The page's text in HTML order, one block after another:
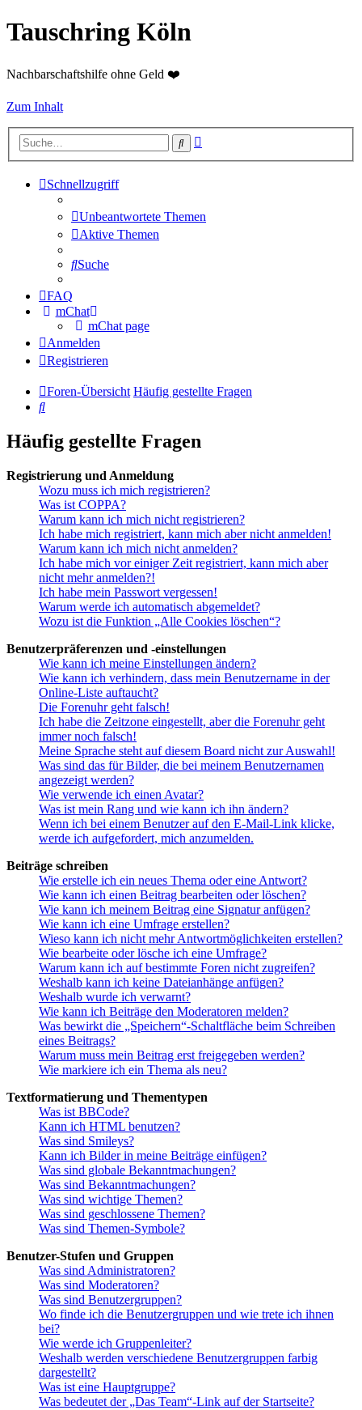
Tauschring Köln
Nachbarschaftshilfe ohne Geld ❤️
Zum Inhalt
Suche
Schnellzugriff
Unbeantwortete Themen
Aktive Themen
Suche
FAQ
mChat
mChat page
Anmelden
Registrieren
Foren-Übersicht Häufig gestellte Fragen
Suche
Häufig gestellte Fragen
Registrierung und Anmeldung
Wozu muss ich mich registrieren?
Was ist COPPA?
Warum kann ich mich nicht registrieren?
Ich habe mich registriert, kann mich aber nicht anmelden!
Warum kann ich mich nicht anmelden?
Ich habe mich vor einiger Zeit registriert, kann mich aber
nicht mehr anmelden?!
Ich habe mein Passwort vergessen!
Warum werde ich automatisch abgemeldet?
Wozu ist die Funktion „Alle Cookies löschen“?
Benutzerpräferenzen und -einstellungen
Wie kann ich meine Einstellungen ändern?
Wie kann ich verhindern, dass mein Benutzername in der
Online-Liste auftaucht?
Die Forenuhr geht falsch!
Ich habe die Zeitzone eingestellt, aber die Forenuhr geht
immer noch falsch!
Meine Sprache steht auf diesem Board nicht zur Auswahl!
Was sind das für Bilder, die bei meinem Benutzernamen
angezeigt werden?
Wie verwende ich einen Avatar?
Was ist mein Rang und wie kann ich ihn ändern?
Wenn ich bei einem Benutzer auf den E-Mail-Link klicke,
werde ich aufgefordert, mich anzumelden.
Beiträge schreiben
Wie erstelle ich ein neues Thema oder eine Antwort?
Wie kann ich einen Beitrag bearbeiten oder löschen?
Wie kann ich meinem Beitrag eine Signatur anfügen?
Wie kann ich eine Umfrage erstellen?
Wieso kann ich nicht mehr Antwortmöglichkeiten erstellen?
Wie bearbeite oder lösche ich eine Umfrage?
Warum kann ich auf bestimmte Foren nicht zugreifen?
Weshalb kann ich keine Dateianhänge anfügen?
Weshalb wurde ich verwarnt?
Wie kann ich Beiträge den Moderatoren melden?
Was bewirkt die „Speichern“-Schaltfläche beim Schreiben
eines Beitrags?
Warum muss mein Beitrag erst freigegeben werden?
Wie markiere ich ein Thema als neu?
Textformatierung und Thementypen
Was ist BBCode?
Kann ich HTML benutzen?
Was sind Smileys?
Kann ich Bilder in meine Beiträge einfügen?
Was sind globale Bekanntmachungen?
Was sind Bekanntmachungen?
Was sind wichtige Themen?
Was sind geschlossene Themen?
Was sind Themen-Symbole?
Benutzer-Stufen und Gruppen
Was sind Administratoren?
Was sind Moderatoren?
Was sind Benutzergruppen?
Wo finde ich die Benutzergruppen und wie trete ich ihnen
bei?
Wie werde ich Gruppenleiter?
Weshalb werden verschiedene Benutzergruppen farbig
dargestellt?
Was ist eine Hauptgruppe?
Was bedeutet der „Das Team“-Link auf der Startseite?